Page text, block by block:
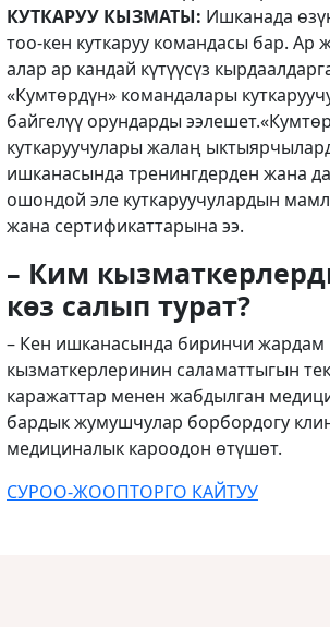
КУТКАРУУ КЫЗМАТЫ: Ишканада
тоо-кен куткаруу командасы бар. Ар
алар ар кандай күтүүсүз
«Кумтөрдүн» командалары
байгелүү орундарды
куткаруучулары жалаң
ишканасында тренингдерден жана
ошондой эле куткаруучулардын
жана сертификаттарына ээ.
– Ким
көз салып турат?
– Кен ишканасында биринчи
кызматкерлеринин саламаттыгын
каражаттар менен жабдылган
бардык жумушчулар борбордогу
медициналык кароодон өтүшөт.
СУРОО-ЖООПТОРГО КАЙТУУ